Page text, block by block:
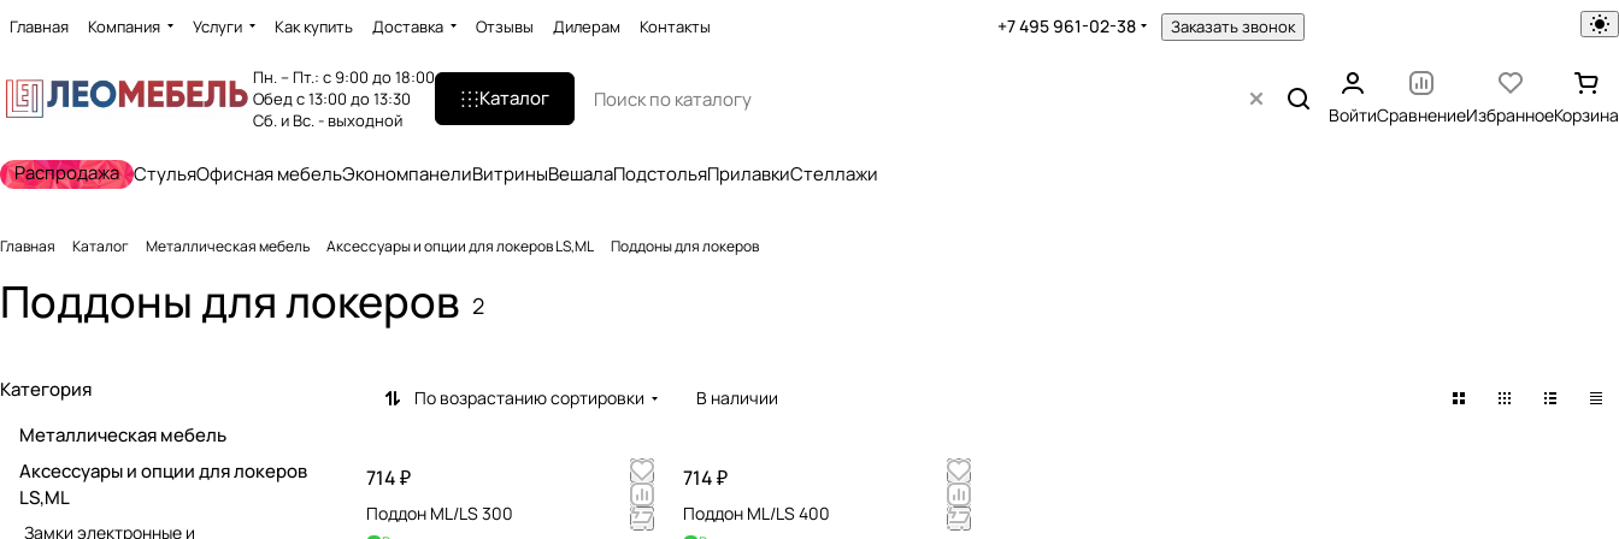
Главная Компания Услуги Как купить Доставка Отзывы Дилерам Контакты +7 495 961-02-38 Заказать звонок
Пн. – Пт.: с 9:00 до 18:00
Обед с 13:00 до 13:30
Сб. и Вс. - выходной
Каталог
ВойтиСравнениеИзбранноеКорзина
Распродажа СтульяОфисная мебельЭкономпанелиВитриныВешалаПодстольяПрилавкиСтеллажи
Главная Каталог Металлическая мебель Аксессуары и опции для локеров LS,ML Поддоны для локеров
Поддоны для локеров 2
По возрастанию сортировки В наличии
714 ₽
Поддон ML/LS 300
714 ₽
Поддон ML/LS 400
Категория
Металлическая мебель
Аксессуары и опции для локеров
LS,ML
Замки электронные и